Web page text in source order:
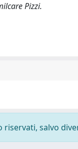
Pizzi.
salvo